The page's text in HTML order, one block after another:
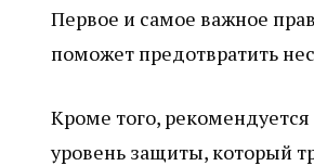
Первое и самое важное
поможет предотвратить
Кроме того,
уровень защиты, который